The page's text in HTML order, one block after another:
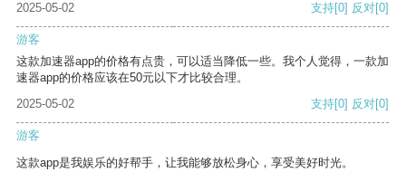
2025-05-02
支持[0] 反对[0]
游客
这款加速器app的价格有点贵，可以适当降低一些。我个人觉得，一款加
速器app的价格应该在50元以下才比较合理。
2025-05-02
支持[0] 反对[0]
游客
这款app是我娱乐的好帮手，让我能够放松身心，享受美好时光。